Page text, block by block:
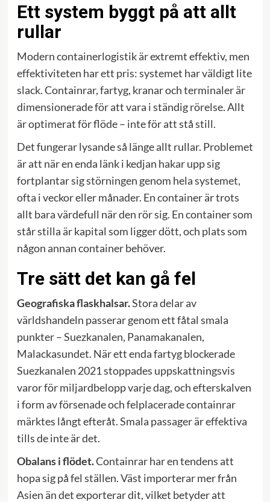
Ett system byggt på att allt
rullar
Modern containerlogistik är extremt effektiv, men
effektiviteten har ett pris: systemet har väldigt lite
slack. Containrar, fartyg, kranar och terminaler är
dimensionerade för att vara i ständig rörelse. Allt
är optimerat för flöde – inte för att stå still.
Det fungerar lysande så länge allt rullar. Problemet
är att när en enda länk i kedjan hakar upp sig
fortplantar sig störningen genom hela systemet,
ofta i veckor eller månader. En container är trots
allt bara värdefull när den rör sig. En container som
står stilla är kapital som ligger dött, och plats som
någon annan container behöver.
Tre sätt det kan gå fel
Geografiska flaskhalsar.Stora delar av
världshandeln passerar genom ett fåtal smala
punkter – Suezkanalen, Panamakanalen,
Malackasundet. När ett enda fartyg blockerade
Suezkanalen 2021 stoppades uppskattningsvis
varor för miljardbelopp varje dag, och efterskalven
i form av försenade och felplacerade containrar
märktes långt efteråt. Smala passager är effektiva
tills de inte är det.
Obalans i flödet.Containrar har en tendens att
hopa sig på fel ställen. Väst importerar mer från
Asien än det exporterar dit, vilket betyder att